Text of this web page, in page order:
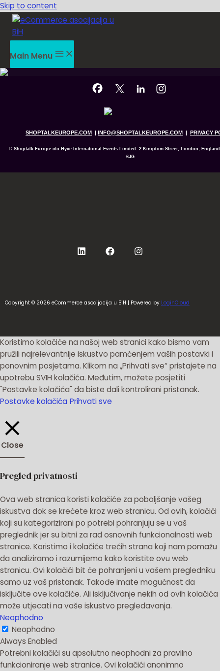
Skip to content
Main Menu
SHOPTALKEUROPE.COM | INFO@SHOPTALKEUROPE.COM | PRIVACY
© Shoptalk Europe c/o Hyve International Events Limited. 2 Kingdom Street, London,
6JG
Copyright © 2026 eCommerce asocijacija u BiH | Powered by LoginCloud
Koristimo kolačiće na našoj web stranici kako bismo vam
pružili najrelevantnije iskustvo pamćenjem vaših postavki i
ponovnim posjetama. Klikom na „Prihvati sve“ pristajete na
upotrebu SVIH kolačića. Međutim, možete posjetiti
"Postavke kolačića" da biste dali kontrolirani pristanak.
Postavke kolačića Prihvati sve
Close
Pregled privatnosti
Ova web stranica koristi kolačiće za poboljšanje vašeg
iskustva dok se krećete kroz web stranicu. Od ovih, kolačići
koji su kategorizirani po potrebi pohranjuju se u vaš
preglednik jer su bitni za rad osnovnih funkcionalnosti web
stranice. Koristimo i kolačiće trećih strana koji nam pomažu
da analiziramo i razumijemo kako koristite ovu web
stranicu. Ovi kolačići bit će pohranjeni u vašem pregledniku
samo uz vaš pristanak. Takođe imate mogućnost da
isključite ove kolačiće. Ali isključivanje nekih od ovih kolačića
može utjecati na vaše iskustvo pregledavanja.
Neophodno
Neophodno
Always Enabled
Potrebni kolačići su apsolutno neophodni za pravilno
funkcioniranje web stranice. Ovi kolačići anonimno